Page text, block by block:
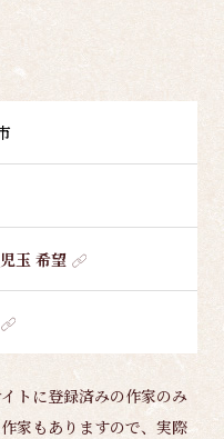
児玉 希望
トに登録済みの作家のみ
家もありますので、実際